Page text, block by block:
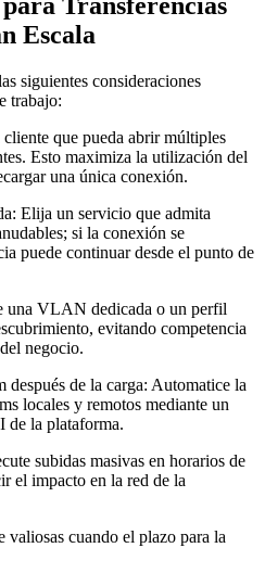
Escala
siguientes consideraciones
trabajo:
cliente que pueda abrir múltiples
Esto maximiza la utilización del
una única conexión.
: Elija un servicio que admita
si la conexión se
puede continuar desde el punto de
una VLAN dedicada o un perfil
evitando competencia
negocio.
después de la carga: Automatice la
locales y remotos mediante un
de la plataforma.
subidas masivas en horarios de
el impacto en la red de la
valiosas cuando el plazo para la